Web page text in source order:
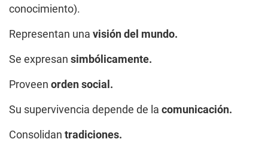
conocimiento).
Representan una visión del mundo.
Se expresan simbólicamente.
Proveen orden social.
Su supervivencia depende de la comunicación.
Consolidan tradiciones.